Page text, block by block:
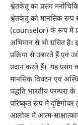
श्वेतकेतु का प्रसंग
श्वेतकेतु को मानसिक रूप
(counselor) के रूप में
अभिमान से भी ग्रसित
प्रक्रिया से उबारते हैं एवं
प्रदान करते हैं। यह प्रसंग
मानसिक विघटन एवं
पद्धति भारतीय परम्परा
परिष्कृत रूप में
आलोक में आत्म-